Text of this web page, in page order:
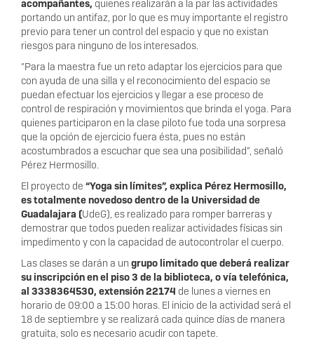
acompañantes, quienes realizarán a la par las actividades
portando un antifaz, por lo que es muy importante el registro
previo para tener un control del espacio y que no existan
riesgos para ninguno de los interesados.
“Para la maestra fue un reto adaptar los ejercicios para que
con ayuda de una silla y el reconocimiento del espacio se
puedan efectuar los ejercicios y llegar a ese proceso de
control de respiración y movimientos que brinda el yoga. Para
quienes participaron en la clase piloto fue toda una sorpresa
que la opción de ejercicio fuera ésta, pues no están
acostumbrados a escuchar que sea una posibilidad”, señaló
Pérez Hermosillo.
El proyecto de “Yoga sin límites”, explica Pérez Hermosillo,
es totalmente novedoso dentro de la Universidad de
Guadalajara (UdeG), es realizado para romper barreras y
demostrar que todos pueden realizar actividades físicas sin
impedimento y con la capacidad de autocontrolar el cuerpo.
Las clases se darán a un grupo limitado que deberá realizar
su inscripción en el piso 3 de la biblioteca, o vía telefónica,
al 3338364530, extensión 22174 de lunes a viernes en
horario de 09:00 a 15:00 horas. El inicio de la actividad será el
18 de septiembre y se realizará cada quince días de manera
gratuita, solo es necesario acudir con tapete.